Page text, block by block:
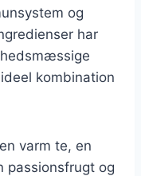
og
har
kombination
varm te, en
passionsfrugt og